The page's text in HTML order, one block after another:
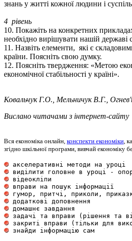
знань у житті кожної людини і
4 рівень
10. Покажіть на конкретних
необхідно вирішувати нашій державі
11. Назвіть елементи, які є
країни. Поясніть свою думку.
12. Поясніть твердження: «Метою
економічної стабільності у країні».
Ковальчук Г.О., Мельничук В.Г.,
Вислано читачами з інтернет-сайту
Вся економіка онлайн, конспекти економіки,
згідно шкільної програми, вивчай економіку
акселеративні
виділити головне в
вправи на
гумор, притчі,
додаткові
домашнє
задачі та вправи
закриті вправи (тільки для
знайди